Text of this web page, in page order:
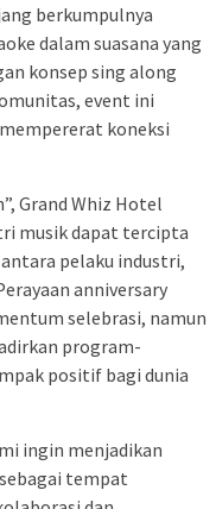
berkumpulnya
dalam suasana yang
konsep sing along
event ini
koneksi
Grand Whiz Hotel
musik dapat tercipta
pelaku industri,
anniversary
selebrasi, namun
program-
positif bagi dunia
ingin menjadikan
tempat